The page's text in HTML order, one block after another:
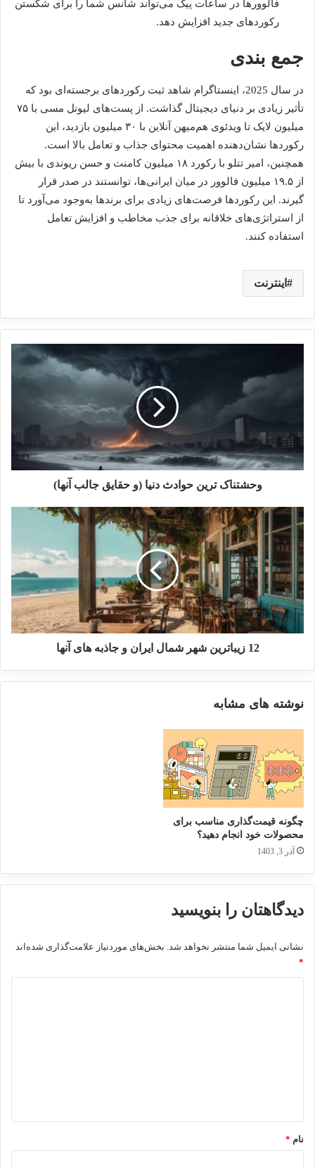
فالوورها در ساعات پیک می‌تواند شانس شما را برای شکستن
رکوردهای جدید افزایش دهد.
جمع بندی
در سال 2025، اینستاگرام شاهد ثبت رکوردهای برجسته‌ای بود که
تأثیر زیادی بر دنیای دیجیتال گذاشت. از پست‌های لیونل مسی با ۷۵
میلیون لایک تا ویدئوی هم‌میهن آنلاین با ۳۰ میلیون بازدید، این
رکوردها نشان‌دهنده اهمیت محتوای جذاب و تعامل بالا است.
همچنین، امیر تتلو با رکورد ۱۸ میلیون کامنت و حسن ریوندی با بیش
از ۱۹.۵ میلیون فالوور در میان ایرانی‌ها، توانستند در صدر قرار
گیرند. این رکوردها فرصت‌های زیادی برای برندها به‌وجود می‌آورد تا
از استراتژی‌های خلاقانه برای جذب مخاطب و افزایش تعامل
استفاده کنند.
اینترنت
وحشتناک ترین حوادث دنیا (و حقایق جالب آنها)
12 زیباترین شهر شمال ایران و جاذبه های آنها
نوشته های مشابه
چگونه قیمت‌گذاری مناسب برای
محصولات خود انجام دهید؟
آذر 3, 1403
دیدگاهتان را بنویسید
نشانی ایمیل شما منتشر نخواهد شد. بخش‌های موردنیاز علامت‌گذاری شده‌اند
*
نام *